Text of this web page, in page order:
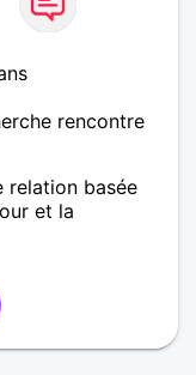
rencontre
relation basée
et la